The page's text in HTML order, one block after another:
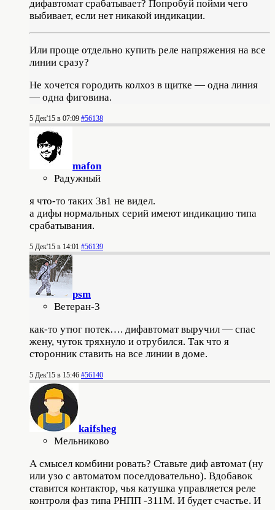
дифавтомат срабатывает? Попробуй пойми чего
выбивает, если нет никакой индикации.
Или проще отдельно купить реле напряжения на все
линии сразу?
Не хочется городить колхоз в щитке — одна линия
— одна фиговина.
5 Дек'15 в 07:09 #56138
mafon
Радужный
я что-то таких 3в1 не видел.
а дифы нормальных серий имеют индикацию типа
срабатывания.
5 Дек'15 в 14:01 #56139
psm
Ветеран-3
как-то утюг потек…. дифавтомат выручил — спас
жену, чуток тряхнуло и отрубился. Так что я
сторонник ставить на все линии в доме.
5 Дек'15 в 15:46 #56140
kaifsheg
Мельниково
А смысел комбини ровать? Ставьте диф автомат (ну
или узо с автоматом поселдовательно). Вдобавок
ставится контактор, чья катушка управляется реле
контроля фаз типа РНПП -311М. И будет счастье. И